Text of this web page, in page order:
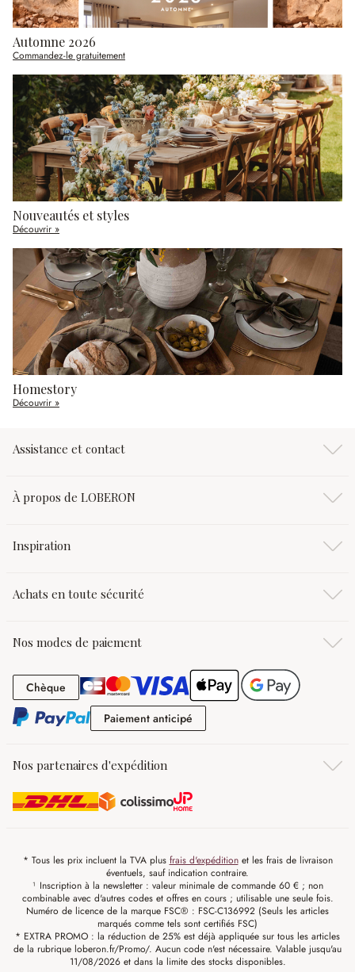
Automne 2026
Commandez-le gratuitement
Nouveautés et styles
Découvrir »
Homestory
Découvrir »
Assistance et contact
À propos de LOBERON
Inspiration
Achats en toute sécurité
Nos modes de paiement
Chèque Chèque
Paiement anticipé
Nos partenaires d'expédition
* Tous les prix incluent la TVA plus frais d'expéditionet les frais de livraison
éventuels, sauf indication contraire.
¹ Inscription à la newsletter : valeur minimale de commande 60 € ; non
combinable avec d'autres codes et offres en cours ; utilisable une seule fois.
Numéro de licence de la marque FSC® : FSC-C136992 (Seuls les articles
marqués comme tels sont certifiés FSC)
* EXTRA PROMO : la réduction de 25% est déjà appliquée sur tous les articles
de la rubrique loberon.fr/Promo/. Aucun code n'est nécessaire. Valable jusqu'au
11/08/2026 et dans la limite des stocks disponibles.